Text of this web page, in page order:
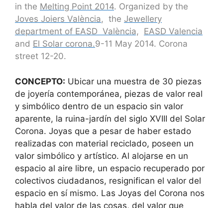
in the Melting Point 2014. Organized by the
Joves Joiers València, the Jewellery
department of EASD València, EASD Valencia
and El Solar corona.9-11 May 2014. Corona
street 12-20.
CONCEPTO: Ubicar una muestra de 30 piezas
de joyería contemporánea, piezas de valor real
y simbólico dentro de un espacio sin valor
aparente, la ruina-jardín del siglo XVIII del Solar
Corona. Joyas que a pesar de haber estado
realizadas con material reciclado, poseen un
valor simbólico y artístico. Al alojarse en un
espacio al aire libre, un espacio recuperado por
colectivos ciudadanos, resignifican el valor del
espacio en sí mismo. Las Joyas del Corona nos
habla del valor de las cosas, del valor que